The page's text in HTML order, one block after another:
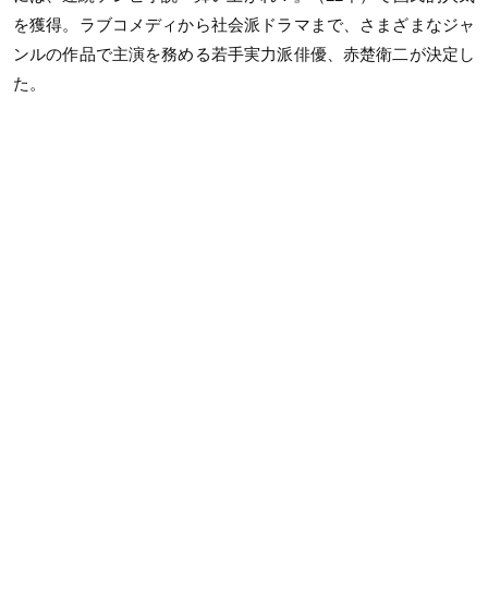
を獲得。ラブコメディから社会派ドラマまで、さまざまなジャ
ンルの作品で主演を務める若手実力派俳優、赤楚衛二が決定し
た。